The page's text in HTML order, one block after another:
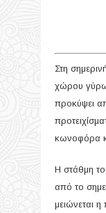
Στη
χώρου
προκύψει
κωνοφόρα
Η στάθμη
από το
μειώνεται η